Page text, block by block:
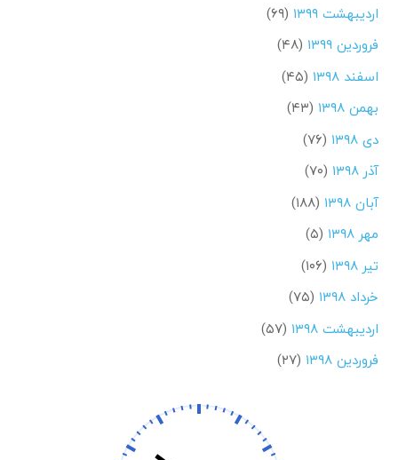
اردیبهشت ۱۳۹۹
(۶۹)
فروردین ۱۳۹۹
(۴۸)
اسفند ۱۳۹۸
(۴۵)
بهمن ۱۳۹۸
(۴۳)
دی ۱۳۹۸
(۷۶)
آذر ۱۳۹۸
(۷۰)
آبان ۱۳۹۸
(۱۸۸)
مهر ۱۳۹۸
(۵)
تیر ۱۳۹۸
(۱۰۶)
خرداد ۱۳۹۸
(۷۵)
اردیبهشت ۱۳۹۸
(۵۷)
فروردین ۱۳۹۸
(۲۷)